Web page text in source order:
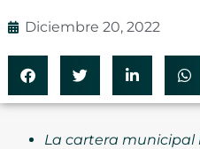
Diciembre 20, 2022
La cartera municipal